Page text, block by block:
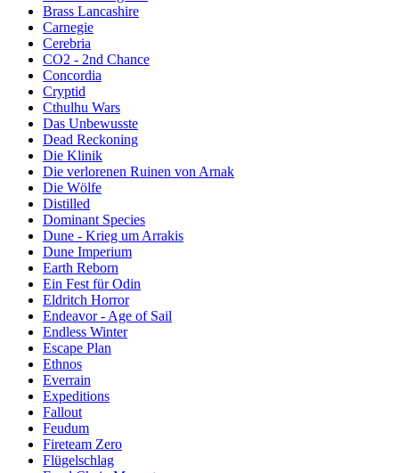
Brass Lancashire
Carnegie
Cerebria
CO2 - 2nd Chance
Concordia
Cryptid
Cthulhu Wars
Das Unbewusste
Dead Reckoning
Die Klinik
Die verlorenen Ruinen von Arnak
Die Wölfe
Distilled
Dominant Species
Dune - Krieg um Arrakis
Dune Imperium
Earth Reborn
Ein Fest für Odin
Eldritch Horror
Endeavor - Age of Sail
Endless Winter
Escape Plan
Ethnos
Everrain
Expeditions
Fallout
Feudum
Fireteam Zero
Flügelschlag